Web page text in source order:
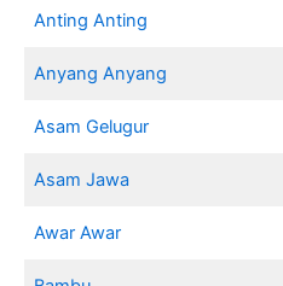
Anting Anting
Anyang Anyang
Asam Gelugur
Asam Jawa
Awar Awar